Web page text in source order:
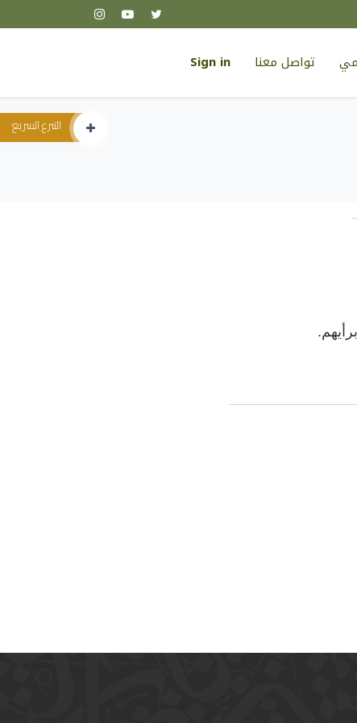
تواصل معنا Sign in
التبرع السريع